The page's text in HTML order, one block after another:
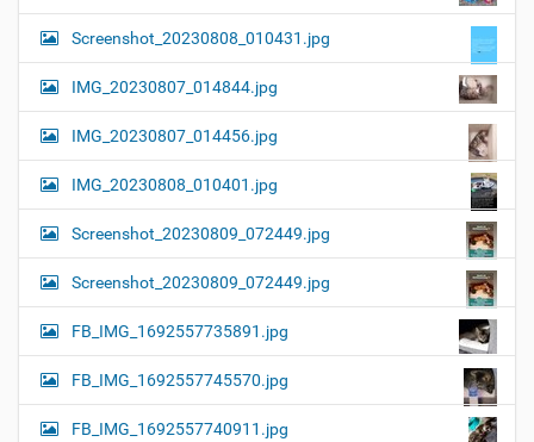
Screenshot_20230808_010431.jpg
IMG_20230807_014844.jpg
IMG_20230807_014456.jpg
IMG_20230808_010401.jpg
Screenshot_20230809_072449.jpg
Screenshot_20230809_072449.jpg
FB_IMG_1692557735891.jpg
FB_IMG_1692557745570.jpg
FB_IMG_1692557740911.jpg